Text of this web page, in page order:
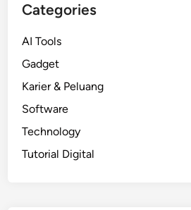
Categories
AI Tools
Gadget
Karier & Peluang
Software
Technology
Tutorial Digital